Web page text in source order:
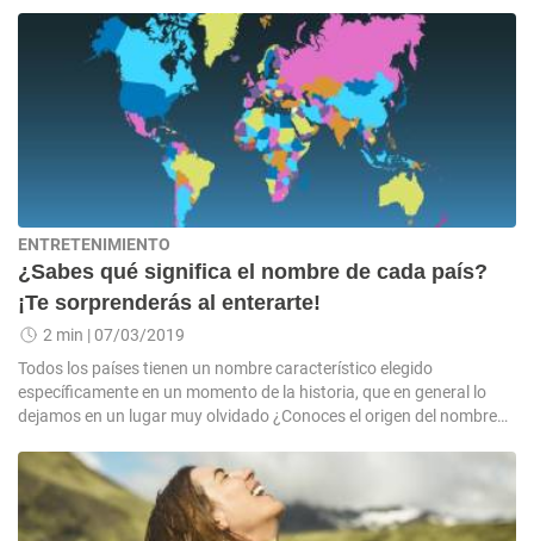
ENTRETENIMIENTO
¿Sabes qué significa el nombre de cada país?
¡Te sorprenderás al enterarte!
2 min | 07/03/2019
Todos los países tienen un nombre característico elegido
específicamente en un momento de la historia, que en general lo
dejamos en un lugar muy olvidado ¿Conoces el origen del nombre